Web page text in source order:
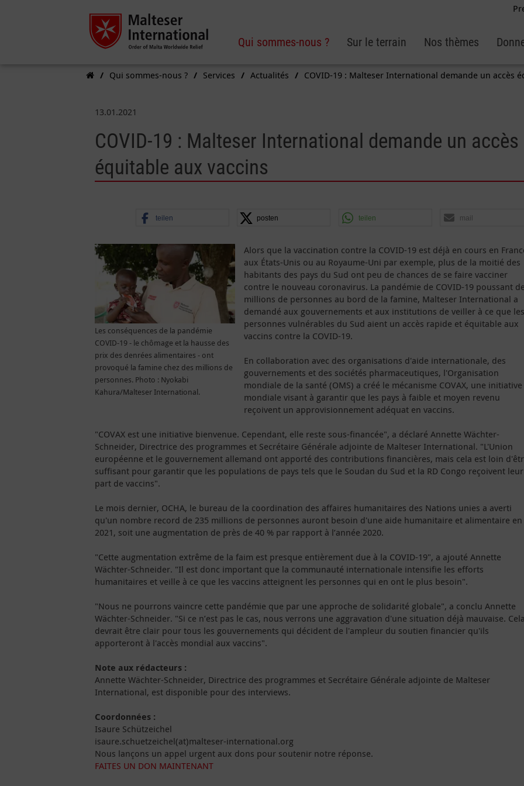
Qui sommes-nous ? Sur le terrain Nos thèmes
Qui sommes-nous ? Services Actualités COVID-19 : Malteser International demande un accès
13.01.2021
COVID-19 : Malteser International demande un accès
équitable aux vaccins
teilen posten teilen mail
Les conséquences de la pandémie
COVID-19 - le chômage et la hausse des
prix des denrées alimentaires - ont
provoqué la famine chez des millions de
personnes. Photo : Nyokabi
Kahura/Malteser International.
Alors que la vaccination contre la COVID-19 est déjà en cours en
aux États-Unis ou au Royaume-Uni par exemple, plus de la moitié des
habitants des pays du Sud ont peu de chances de se faire vacciner
contre le nouveau coronavirus. La pandémie de COVID-19 poussant
millions de personnes au bord de la famine, Malteser International a
demandé aux gouvernements et aux institutions de veiller à ce que les
personnes vulnérables du Sud aient un accès rapide et équitable aux
vaccins contre la COVID-19.
En collaboration avec des organisations d'aide internationale, des
gouvernements et des sociétés pharmaceutiques, l'Organisation
mondiale de la santé (OMS) a créé le mécanisme COVAX, une initiative
mondiale visant à garantir que les pays à faible et moyen revenu
reçoivent un approvisionnement adéquat en vaccins.
"COVAX est une initiative bienvenue. Cependant, elle reste sous-financée", a déclaré Annette Wächter-
Schneider, Directrice des programmes et Secrétaire Générale adjointe de Malteser International. "L'Union
européenne et le gouvernement allemand ont apporté des contributions financières, mais cela est loin
suffisant pour garantir que les populations de pays tels que le Soudan du Sud et la RD Congo reçoivent leur
part de vaccins".
Le mois dernier, OCHA, le bureau de la coordination des affaires humanitaires des Nations unies a averti
qu'un nombre record de 235 millions de personnes auront besoin d'une aide humanitaire et alimentaire en
2021, soit une augmentation de près de 40 % par rapport à l’année 2020.
"Cette augmentation extrême de la faim est presque entièrement due à la COVID-19", a ajouté Annette
Wächter-Schneider. "Il est donc important que la communauté internationale intensifie les efforts
humanitaires et veille à ce que les vaccins atteignent les personnes qui en ont le plus besoin".
"Nous ne pourrons vaincre cette pandémie que par une approche de solidarité globale", a conclu Annette
Wächter-Schneider. "Si ce n’est pas le cas, nous verrons une aggravation d'une situation déjà mauvaise.
devrait être clair pour tous les gouvernements qui décident de l'ampleur du soutien financier qu'ils
apporteront à l'accès mondial aux vaccins".
Note aux rédacteurs :
Annette Wächter-Schneider, Directrice des programmes et Secrétaire Générale adjointe de Malteser
International, est disponible pour des interviews.
Coordonnées :
Isaure Schützeichel
isaure.schuetzeichel(at)malteser-international.org
Nous lançons un appel urgent aux dons pour soutenir notre réponse.
FAITES UN DON MAINTENANT